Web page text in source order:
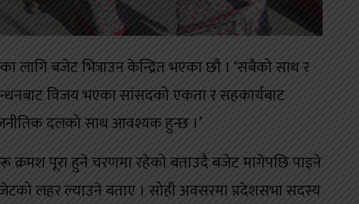
लागि बजेट भित्राउन केन्द्रित भएका छौ । ‘सबैको साथ र
विजय भएका सांसदको एकता र सहकार्यबाट
दलको साथ आवश्यक हुन्छ ।’
क्रमश पूरा हुने चरणमा रहेको बताउदै बजेट मागेपछि पाइने
लहर ल्याउने बताए । सोही अवसरमा प्रदेशसभा सदस्य